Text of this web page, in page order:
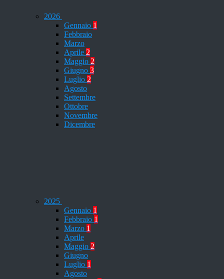
2026
Gennaio 1
Febbraio
Marzo
Aprile 2
Maggio 2
Giugno 3
Luglio 2
Agosto
Settembre
Ottobre
Novembre
Dicembre
2025
Gennaio 1
Febbraio 1
Marzo 1
Aprile
Maggio 2
Giugno
Luglio 1
Agosto